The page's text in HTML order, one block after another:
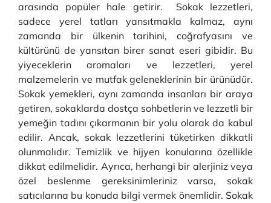
arasında popüler hale getirir. Sokak lezzetleri,
sadece yerel tatları yansıtmakla kalmaz, aynı
zamanda bir ülkenin tarihini, coğrafyasını ve
kültürünü de yansıtan birer sanat eseri gibidir. Bu
yiyeceklerin aromaları ve lezzetleri, yerel
malzemelerin ve mutfak geleneklerinin bir ürünüdür.
Sokak yemekleri, aynı zamanda insanları bir araya
getiren, sokaklarda dostça sohbetlerin ve lezzetli bir
yemeğin tadını çıkarmanın bir yolu olarak da kabul
edilir. Ancak, sokak lezzetlerini tüketirken dikkatli
olunmalıdır. Temizlik ve hijyen konularına özellikle
dikkat edilmelidir. Ayrıca, herhangi bir alerjiniz veya
özel beslenme gereksinimleriniz varsa, sokak
satıcılarına bu konuda bilgi vermek önemlidir. Sokak